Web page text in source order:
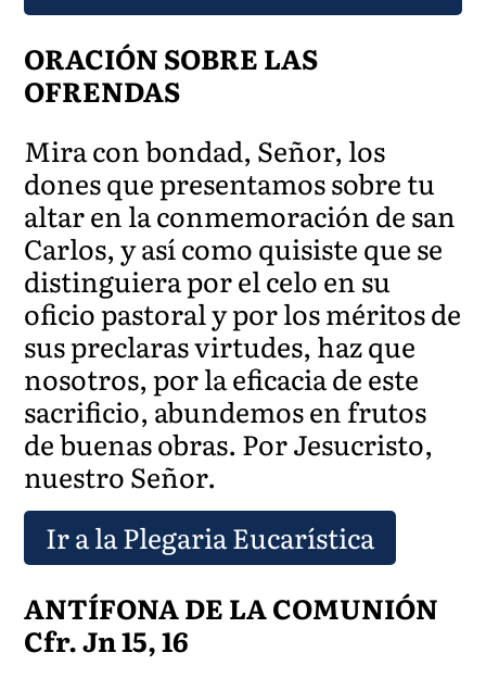
ORACIÓN SOBRE LAS
OFRENDAS
Mira con bondad, Señor, los
dones que presentamos sobre tu
altar en la conmemoración de san
Carlos, y así como quisiste que se
distinguiera por el celo en su
oficio pastoral y por los méritos de
sus preclaras virtudes, haz que
nosotros, por la eficacia de este
sacrificio, abundemos en frutos
de buenas obras. Por Jesucristo,
nuestro Señor.
Ir a la Plegaria Eucarística
ANTÍFONA DE LA COMUNIÓN
Cfr. Jn 15, 16